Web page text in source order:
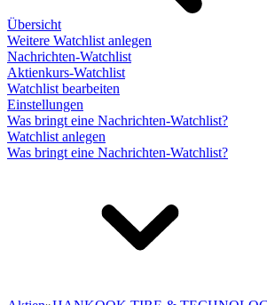
Übersicht
Weitere Watchlist anlegen
Nachrichten-Watchlist
Aktienkurs-Watchlist
Watchlist bearbeiten
Einstellungen
Was bringt eine Nachrichten-Watchlist?
Watchlist anlegen
Was bringt eine Nachrichten-Watchlist?